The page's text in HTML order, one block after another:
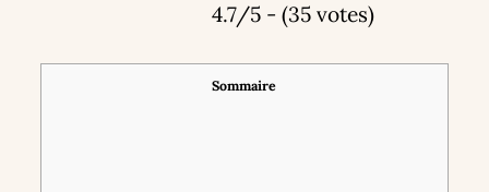
4.7/5 - (35 votes)
Sommaire